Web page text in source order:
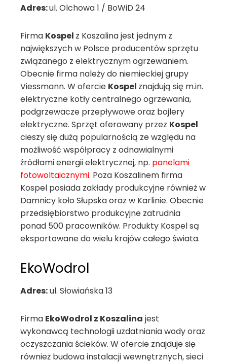
Adres:ul. Olchowa 1 / BoWiD 24
Firma Kospel z Koszalina jest jednym z
największych w Polsce producentów sprzętu
związanego z elektrycznym ogrzewaniem.
Obecnie firma należy do niemieckiej grupy
Viessmann. W ofercie Kospel znajdują się m.in.
elektryczne kotły centralnego ogrzewania,
podgrzewacze przepływowe oraz bojlery
elektryczne. Sprzęt oferowany przez Kospel
cieszy się dużą popularnością ze względu na
możliwość współpracy z odnawialnymi
źródłami energii elektrycznej, np. panelami
fotowoltaicznymi. Poza Koszalinem firma
Kospel posiada zakłady produkcyjne również w
Damnicy koło Słupska oraz w Karlinie. Obecnie
przedsiębiorstwo produkcyjne zatrudnia
ponad 500 pracowników. Produkty Kospel są
eksportowane do wielu krajów całego świata.
EkoWodrol
Adres:ul. Słowiańska 13
Firma EkoWodrol z Koszalina jest
wykonawcą technologii uzdatniania wody oraz
oczyszczania ścieków. W ofercie znajduje się
również budowa instalacji wewnętrznych, sieci